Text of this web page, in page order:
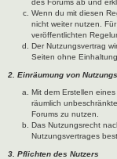
des Forums ab und
Wenn du mit diesen
nicht weiter nutzen.
veröffentlichten
Der Nutzungsvertrag
Seiten ohne
2. Einräumung von
Mit dem Erstellen
räumlich
Forums zu nutzen.
Das Nutzungsrecht
Nutzungsvertrages
3. Pflichten des Nutzers